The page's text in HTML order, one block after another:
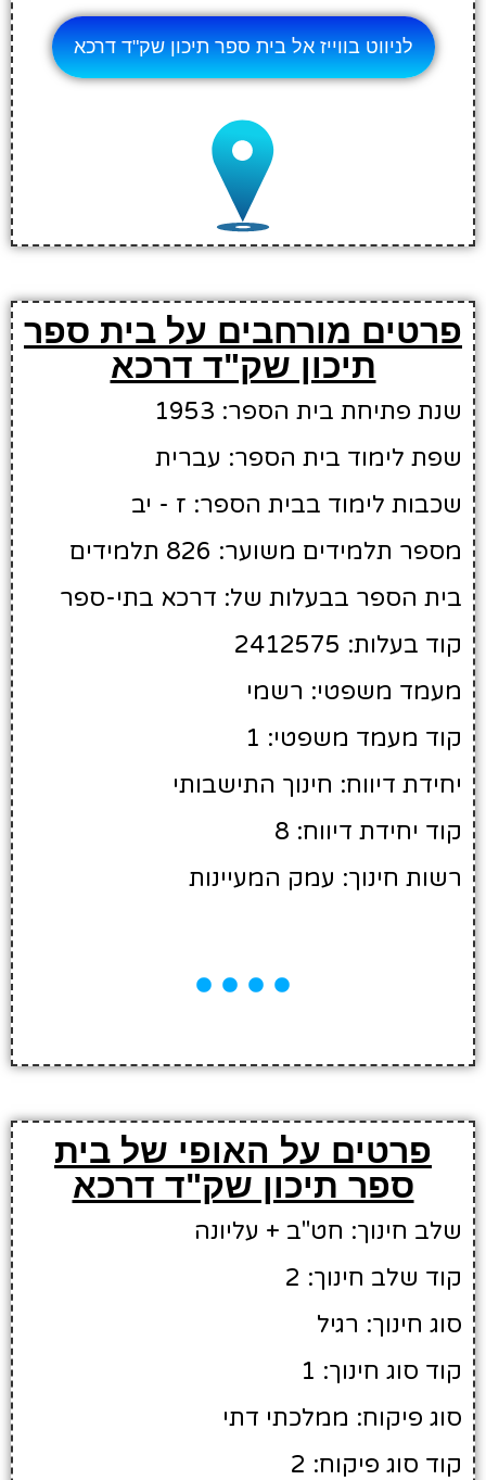
לניווט בווייז אל בית ספר תיכון שק"ד דרכא
פרטים מורחבים על בית ספר
תיכון שק"ד דרכא
שנת פתיחת בית הספר: 1953
שפת לימוד בית הספר: עברית
שכבות לימוד בבית הספר: ז - יב
מספר תלמידים משוער: 826 תלמידים
בית הספר בבעלות של: דרכא בתי-ספר
קוד בעלות: 2412575
מעמד משפטי: רשמי
קוד מעמד משפטי: 1
יחידת דיווח: חינוך התישבותי
קוד יחידת דיווח: 8
רשות חינוך: עמק המעיינות
פרטים על האופי של בית
ספר תיכון שק"ד דרכא
שלב חינוך: חט"ב + עליונה
קוד שלב חינוך: 2
סוג חינוך: רגיל
קוד סוג חינוך: 1
סוג פיקוח: ממלכתי דתי
קוד סוג פיקוח: 2